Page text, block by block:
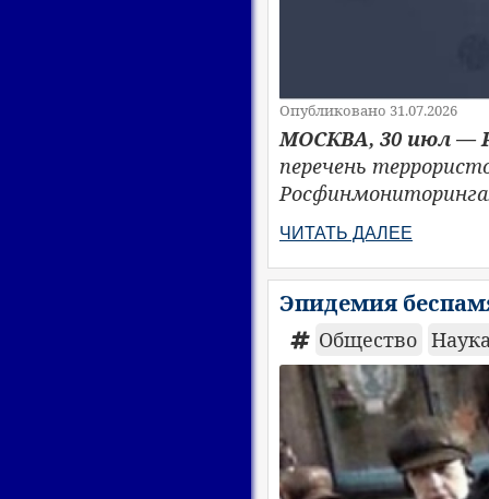
Опубликовано 31.07.2026
МОСКВА, 30 июл —
перечень
ЧИТАТЬ ДАЛЕЕ
Эпидемия
Общество